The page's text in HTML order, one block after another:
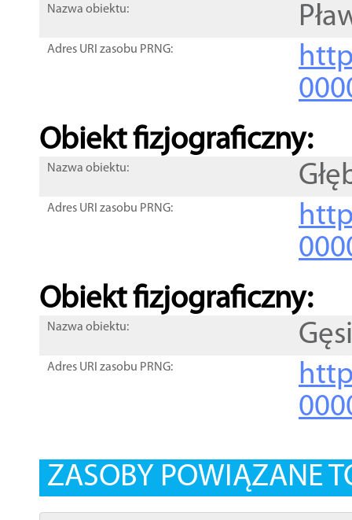
Nazwa obiektu:
Adres URI zasobu PRNG:
Obiekt fizjograficzny:
Nazwa obiektu:
Adres URI zasobu PRNG:
Obiekt fizjograficzny:
Nazwa obiektu:
Adres URI zasobu PRNG:
ZASOBY POWIĄZANE